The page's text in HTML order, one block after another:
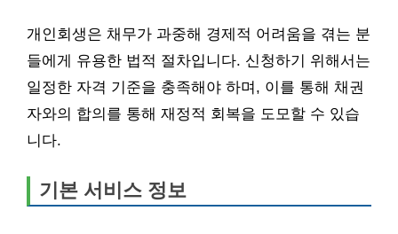
개인회생은 채무가 과중해 경제적 어려움을 겪는 분
들에게 유용한 법적 절차입니다. 신청하기 위해서는
일정한 자격 기준을 충족해야 하며, 이를 통해 채권
자와의 합의를 통해 재정적 회복을 도모할 수 있습
니다.
기본 서비스 정보